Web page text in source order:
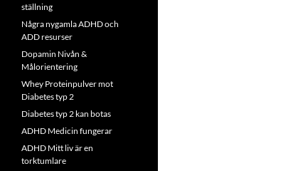
ställning
Några nygamla ADHD och
ADD resurser
Dopamin Nivån &
Målorientering
Whey Proteinpulver mot
Diabetes typ 2
Diabetes typ 2 kan botas
ADHD Medicin fungerar
ADHD Mitt liv är en
torktumlare